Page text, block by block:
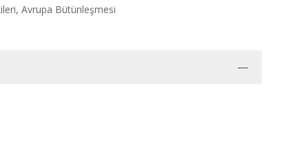
Avrupa Bütünleşmesi